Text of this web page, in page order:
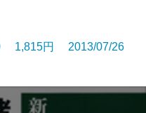
1,815円 2013/07/26